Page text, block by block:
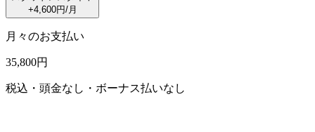
+4,600円/月
月々のお支払い
35,800円
税込・頭金なし・ボーナス払いなし